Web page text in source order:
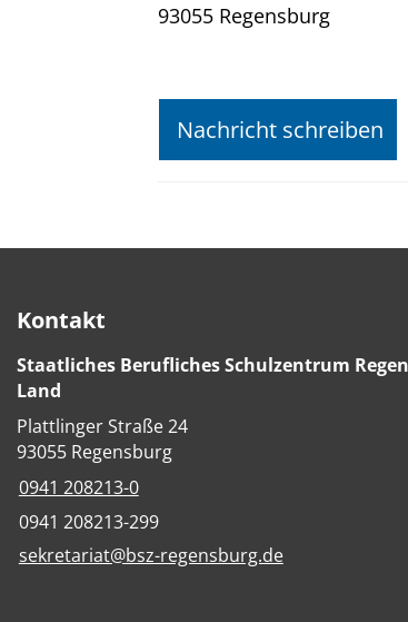
93055 Regensburg
Nachricht schreiben
Kontakt
Staatliches Berufliches Schulzentrum
Land
Plattlinger Straße 24
93055 Regensburg
0941 208213-0
0941 208213-299
sekretariat@bsz-regensburg.de